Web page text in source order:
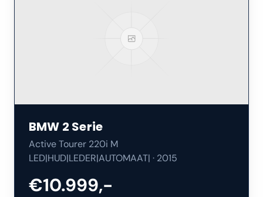
BMW 2 Serie
Active Tourer 220i M
LED|HUD|LEDER|AUTOMAAT| · 2015
€10.999,-